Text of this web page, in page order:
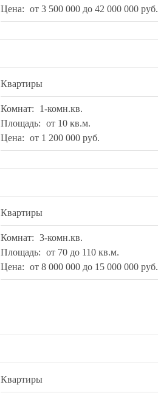
Цена: от 3 500 000 до 42 000 000 руб.
Квартиры
Комнат:
1-комн.кв.
Площадь: от 10 кв.м.
Цена: от 1 200 000 руб.
Квартиры
Комнат: 3-комн.кв.
Площадь: от 70 до 110 кв.м.
Цена: от 8 000 000 до 15 000 000 руб.
Квартиры